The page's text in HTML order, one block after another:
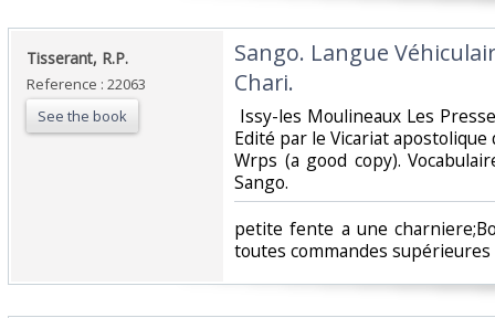
‎Tisserant, R.P.‎
Reference : 22063
See the book
‎Sango. Langue
Chari.‎
Issy-les Moulineaux Les
Edité par le Vicariat
Wrps (a good copy).
Sango.‎
‎petite fente a une
toutes commandes supérieures